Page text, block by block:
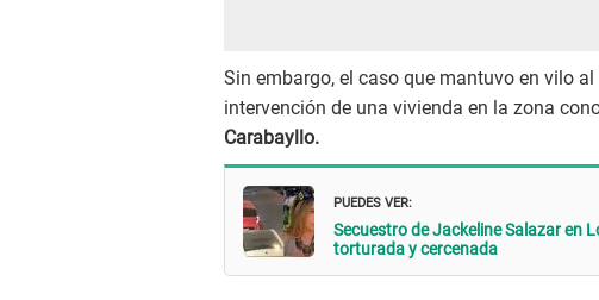
Sin embargo, el caso que mantuvo en vilo
intervención de una vivienda en la zona
Carabayllo.
PUEDES VER:
Secuestro de Jackeline Salazar en
torturada y cercenada